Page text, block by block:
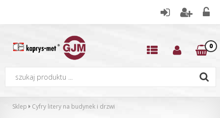
0
Sklep Cyfry litery na budynek i drzwi